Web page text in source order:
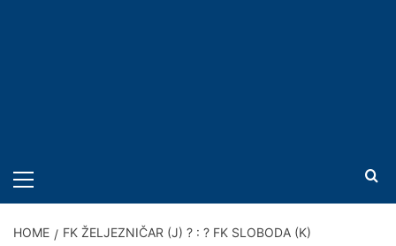
MENU
HOME FK ŽELJEZNIČAR (J) ? : ? FK SLOBODA (K)